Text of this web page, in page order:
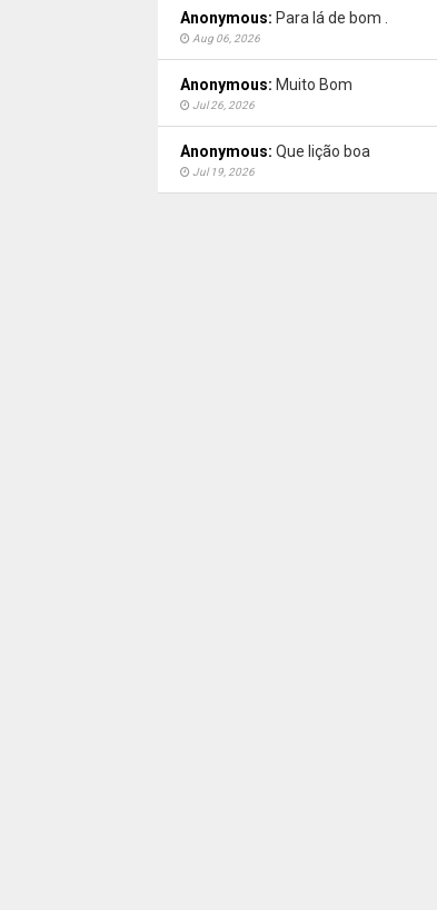
Anonymous: Para lá de bom .
Aug 06, 2026
Anonymous: Muito Bom
Jul 26, 2026
Anonymous: Que lição boa
Jul 19, 2026